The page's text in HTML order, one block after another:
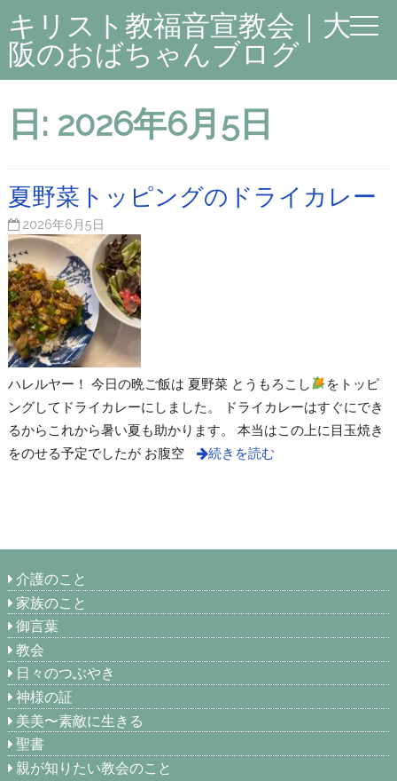
キリスト教福音宣教会｜大
阪のおばちゃんブログ
日: 2026年6月5日
夏野菜トッピングのドライカレー
2026年6月5日
ハレルヤー！ 今日の晩ご飯は 夏野菜 とうもろこし
をトッピ
ングしてドライカレーにしました。 ドライカレーはすぐにでき
るからこれから暑い夏も助かります。 本当はこの上に目玉焼き
をのせる予定でしたが お腹空
続きを読む
介護のこと
家族のこと
御言葉
教会
日々のつぶやき
神様の証
美美〜素敵に生きる
聖書
親が知りたい教会のこと